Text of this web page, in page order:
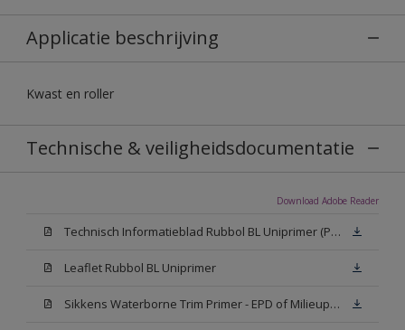
Applicatie beschrijving
Kwast en roller
Technische & veiligheidsdocumentatie
Download Adobe Reader
Technisch Informatieblad Rubbol BL Uniprimer (PDF)
Leaflet Rubbol BL Uniprimer
Sikkens Waterborne Trim Primer - EPD of Milieuproductverklaring